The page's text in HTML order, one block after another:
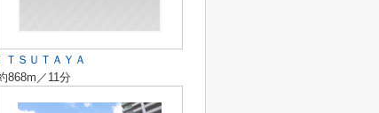
ＴＳＵＴＡＹＡ
868m／11分